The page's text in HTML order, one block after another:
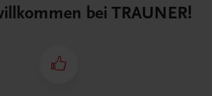
bei TRAUNER!